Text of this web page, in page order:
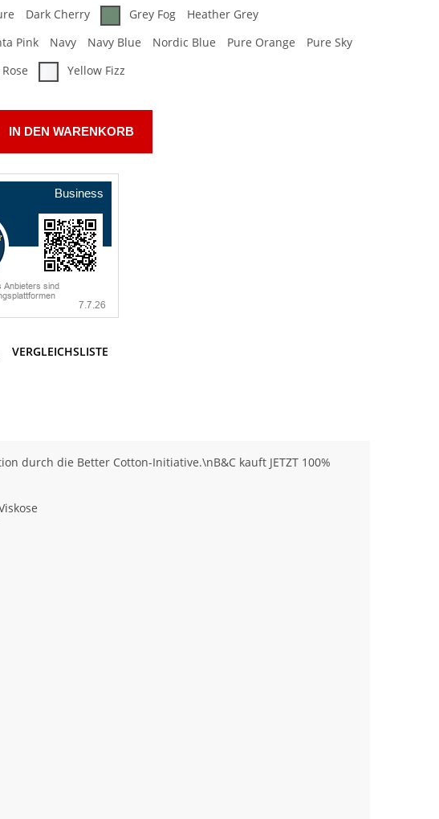
Dark Cherry Grey Fog
Heather Grey
Pink Navy Navy Blue Nordic Blue Pure Orange
Pure Sky
Yellow Fizz
IN DEN WARENKORB
VERGLEICHSLISTE
durch die Better Cotton-Initiative.\nB&C kauft JETZT 100%